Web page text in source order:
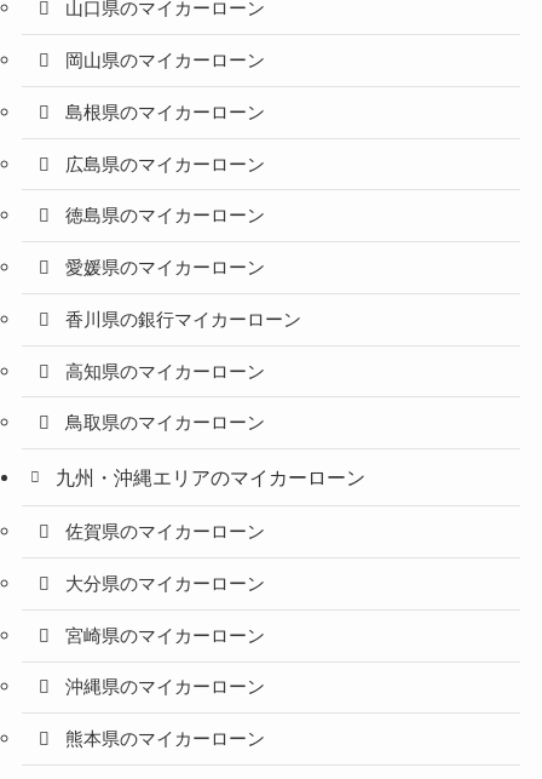
山口県のマイカーローン
岡山県のマイカーローン
島根県のマイカーローン
広島県のマイカーローン
徳島県のマイカーローン
愛媛県のマイカーローン
香川県の銀行マイカーローン
高知県のマイカーローン
鳥取県のマイカーローン
九州・沖縄エリアのマイカーローン
佐賀県のマイカーローン
大分県のマイカーローン
宮崎県のマイカーローン
沖縄県のマイカーローン
熊本県のマイカーローン